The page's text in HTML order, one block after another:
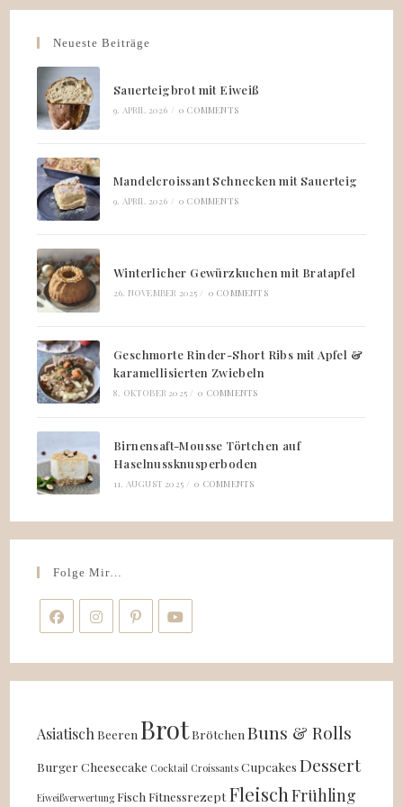
Neueste Beiträge
Sauerteigbrot mit Eiweiß
9. APRIL 2026 / 0 COMMENTS
Mandelcroissant Schnecken mit Sauerteig
9. APRIL 2026 / 0 COMMENTS
Winterlicher Gewürzkuchen mit Bratapfel
26. NOVEMBER 2025 / 0 COMMENTS
Geschmorte Rinder-Short Ribs mit Apfel &
karamellisierten Zwiebeln
8. OKTOBER 2025 / 0 COMMENTS
Birnensaft-Mousse Törtchen auf
Haselnussknusperboden
11. AUGUST 2025 / 0 COMMENTS
Folge Mir…
Asiatisch Beeren Brot Brötchen Buns & Rolls
Burger Cheesecake Cocktail Croissants Cupcakes Dessert
Eiweißverwertung Fisch Fitnessrezept Fleisch Frühling